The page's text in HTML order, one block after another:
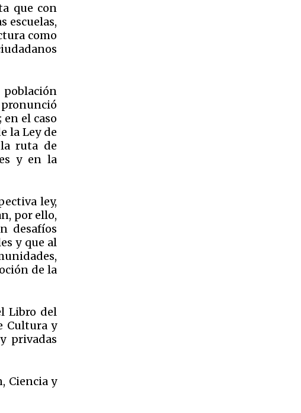
que con
escuelas,
como
pronunció
el caso
la Ley de
ruta de
y en la
ley,
por ello,
desafíos
y que al
de la
Libro del
Cultura y
privadas
Ciencia y